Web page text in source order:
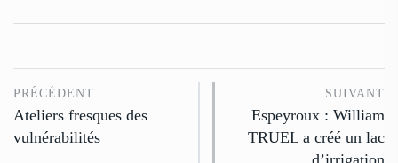
PRÉCÉDENT
Ateliers fresques des
vulnérabilités
SUIVANT
Espeyroux : William
TRUEL a créé un lac
d’irrigation